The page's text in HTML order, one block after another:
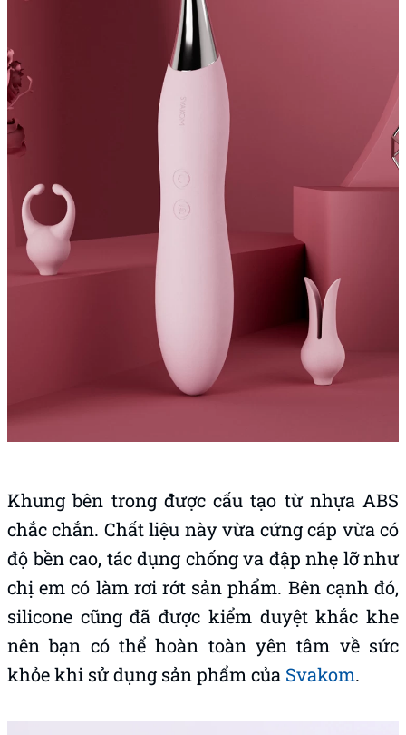
Khung bên trong được cấu tạo từ nhựa ABS
chắc chắn. Chất liệu này vừa cứng cáp vừa có
độ bền cao, tác dụng chống va đập nhẹ lỡ như
chị em có làm rơi rớt sản phẩm. Bên cạnh đó,
silicone cũng đã được kiểm duyệt khắc khe
nên bạn có thể hoàn toàn yên tâm về sức
khỏe khi sử dụng sản phẩm của Svakom.